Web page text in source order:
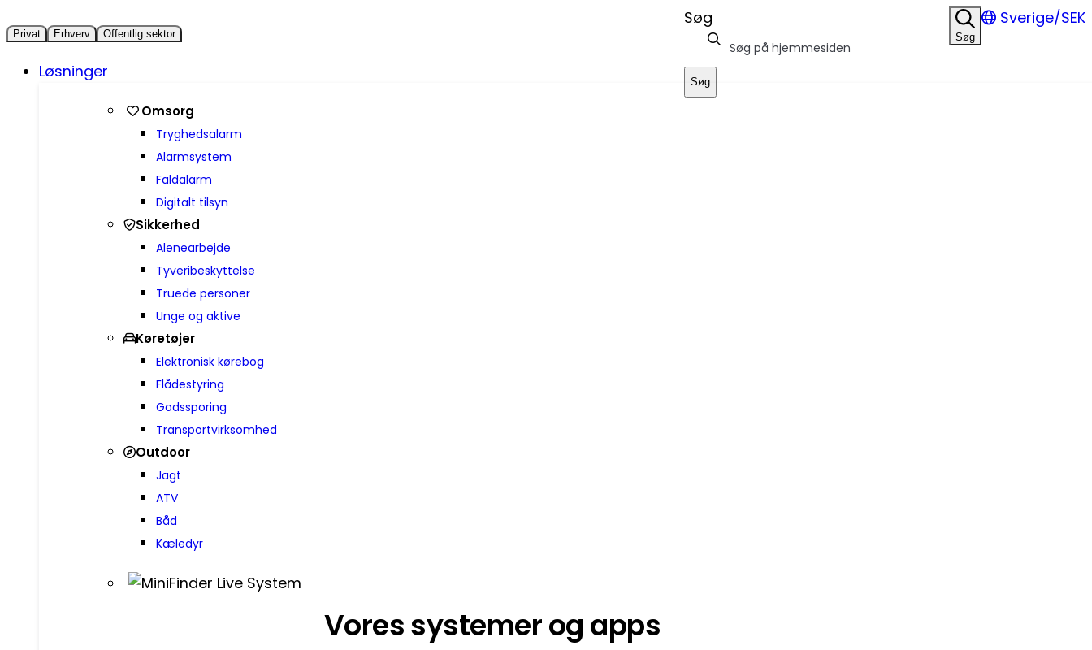
Privat Erhverv Offentlig sektor
Søg
Søg
Søg
Sverige/SEK
Løsninger
Omsorg
Trygheds­alarm
Alarmsystem
Faldalarm
Digitalt tilsyn
Sikkerhed
Alenearbejde
Tyveribeskyttelse
Truede personer
Unge og aktive
Køretøjer
Elektronisk kørebog
Flådestyring
Godssporing
Transportvirksomhed
Outdoor
Jagt
ATV
Båd
Kæledyr
Vores systemer og apps